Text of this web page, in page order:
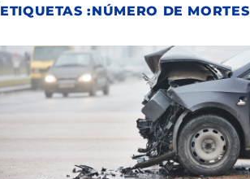
ETIQUETAS :NÚMERO DE MORTES